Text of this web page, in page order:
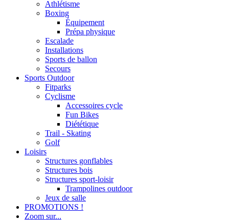
Athlétisme
Boxing
Équipement
Prépa physique
Escalade
Installations
Sports de ballon
Secours
Sports Outdoor
Fitparks
Cyclisme
Accessoires cycle
Fun Bikes
Diététique
Trail - Skating
Golf
Loisirs
Structures gonflables
Structures bois
Structures sport-loisir
Trampolines outdoor
Jeux de salle
PROMOTIONS !
Zoom sur...